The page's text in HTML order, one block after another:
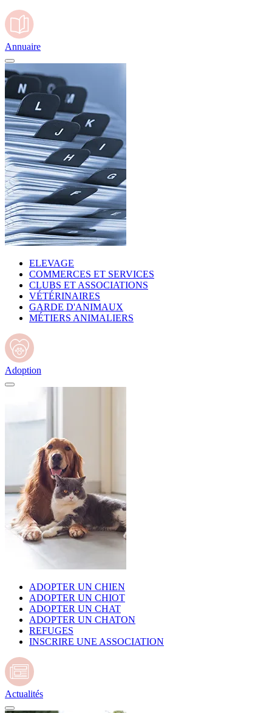
Annuaire
ELEVAGE
COMMERCES ET SERVICES
CLUBS ET ASSOCIATIONS
VÉTÉRINAIRES
GARDE D'ANIMAUX
MÉTIERS ANIMALIERS
Adoption
ADOPTER UN CHIEN
ADOPTER UN CHIOT
ADOPTER UN CHAT
ADOPTER UN CHATON
REFUGES
INSCRIRE UNE ASSOCIATION
Actualités